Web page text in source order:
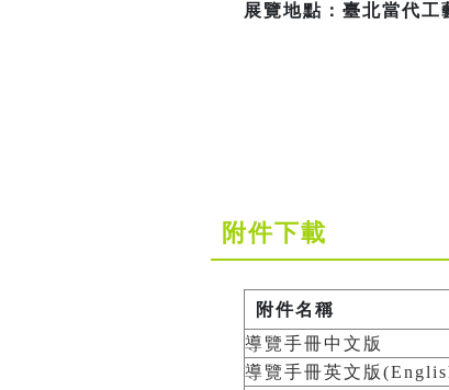
展覽地點：臺北當代工
附件下載
附件名稱
導覽手冊中文版
導覽手冊英文版